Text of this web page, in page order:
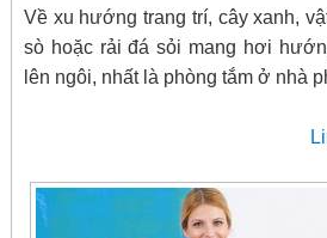
Về xu hướng trang trí, cây xanh,
sò hoặc rải đá sỏi mang hơi
lên ngôi, nhất là phòng tắm ở nhà